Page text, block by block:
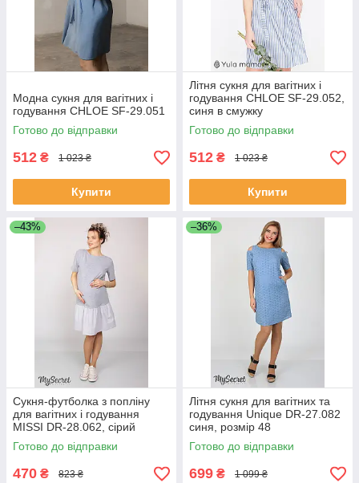
Модна сукня для вагітних і
годування CHLOE SF-29.051
Готово до відправки
512 ₴ 1 023 ₴
Купити
Літня сукня для вагітних і
годування CHLOE SF-29.052,
синя в смужку
Готово до відправки
512 ₴ 1 023 ₴
Купити
–43%
Сукня-футболка з попліну
для вагітних і годування
MISSI DR-28.062, сірий
меланж 48 розмір
Готово до відправки
470 ₴ 823 ₴
–36%
Літня сукня для вагітних та
годування Unique DR-27.082
синя, розмір 48
Готово до відправки
699 ₴ 1 099 ₴